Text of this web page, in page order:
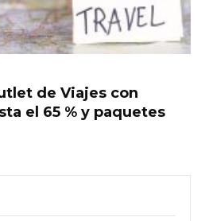
de Viajes con
el 65 % y paquetes